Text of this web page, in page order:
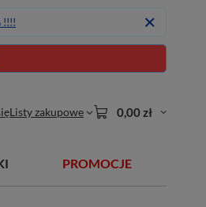
!!!!
Listy zakupowe 0,00 zł
PROMOCJE